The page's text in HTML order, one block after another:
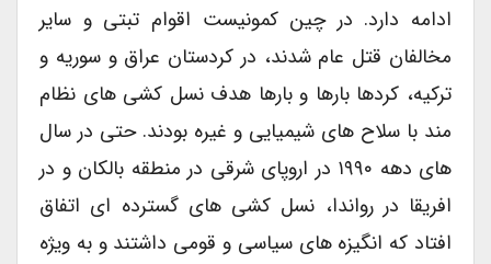
ادامه دارد. در چین کمونیست اقوام تبتی و سایر
مخالفان قتل عام شدند، در کردستان عراق و سوریه و
ترکیه، کردها بارها و بارها هدف نسل کشی های نظام
مند با سلاح های شیمیایی و غیره بودند. حتی در سال
های دهه ۱۹۹۰ در اروپای شرقی در منطقه بالکان و در
افریقا در رواندا، نسل کشی های گسترده ای اتفاق
افتاد که انگیزه های سیاسی و قومی داشتند و به ویژه